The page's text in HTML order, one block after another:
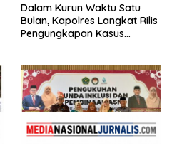
Dalam Kurun Waktu Satu
Bulan, Kapolres Langkat Rilis
Pengungkapan Kasus
Seksual terhadap Anak